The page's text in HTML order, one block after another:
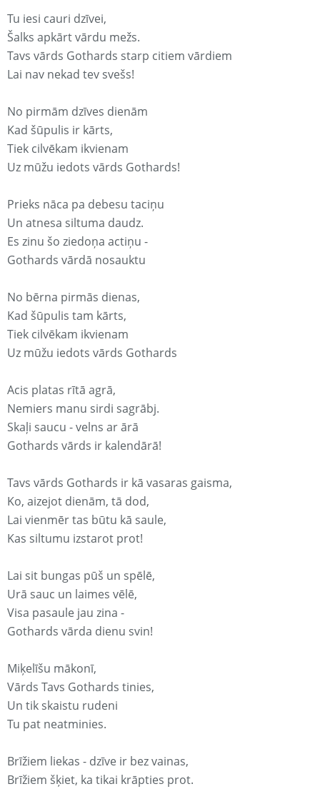
Tu iesi cauri dzīvei,
Šalks apkārt vārdu mežs.
Tavs vārds Gothards starp citiem vārdiem
Lai nav nekad tev svešs!
No pirmām dzīves dienām
Kad šūpulis ir kārts,
Tiek cilvēkam ikvienam
Uz mūžu iedots vārds Gothards!
Prieks nāca pa debesu taciņu
Un atnesa siltuma daudz.
Es zinu šo ziedoņa actiņu -
Gothards vārdā nosauktu
No bērna pirmās dienas,
Kad šūpulis tam kārts,
Tiek cilvēkam ikvienam
Uz mūžu iedots vārds Gothards
Acis platas rītā agrā,
Nemiers manu sirdi sagrābj.
Skaļi saucu - velns ar ārā
Gothards vārds ir kalendārā!
Tavs vārds Gothards ir kā vasaras gaisma,
Ko, aizejot dienām, tā dod,
Lai vienmēr tas būtu kā saule,
Kas siltumu izstarot prot!
Lai sit bungas pūš un spēlē,
Urā sauc un laimes vēlē,
Visa pasaule jau zina -
Gothards vārda dienu svin!
Miķelīšu mākonī,
Vārds Tavs Gothards tinies,
Un tik skaistu rudeni
Tu pat neatminies.
Brīžiem liekas - dzīve ir bez vainas,
Brīžiem šķiet, ka tikai krāpties prot.